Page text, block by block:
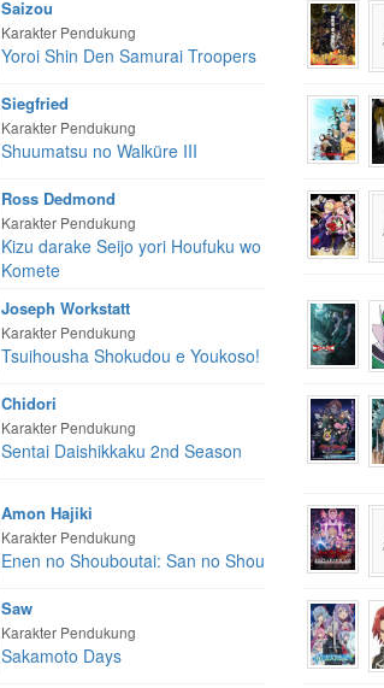
Saizou
Karakter Pendukung
Yoroi Shin Den Samurai Troopers
Siegfried
Karakter Pendukung
Shuumatsu no Walküre III
Ross Dedmond
Karakter Pendukung
Kizu darake Seijo yori Houfuku wo
Komete
Joseph Workstatt
Karakter Pendukung
Tsuihousha Shokudou e Youkoso!
Chidori
Karakter Pendukung
Sentai Daishikkaku 2nd Season
Amon Hajiki
Karakter Pendukung
Enen no Shouboutai: San no Shou
Saw
Karakter Pendukung
Sakamoto Days